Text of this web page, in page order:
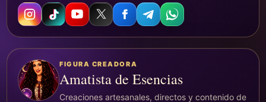
FIGURA CREADORA
Amatista de Esencias
Creaciones artesanales, directos y contenido de